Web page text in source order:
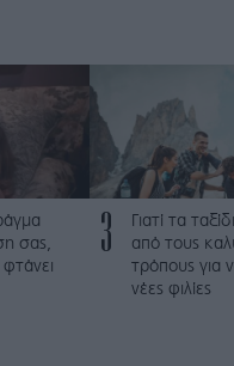
σας,
3
Γιατί τα
από τους
τρόπους για
νέες φιλίες